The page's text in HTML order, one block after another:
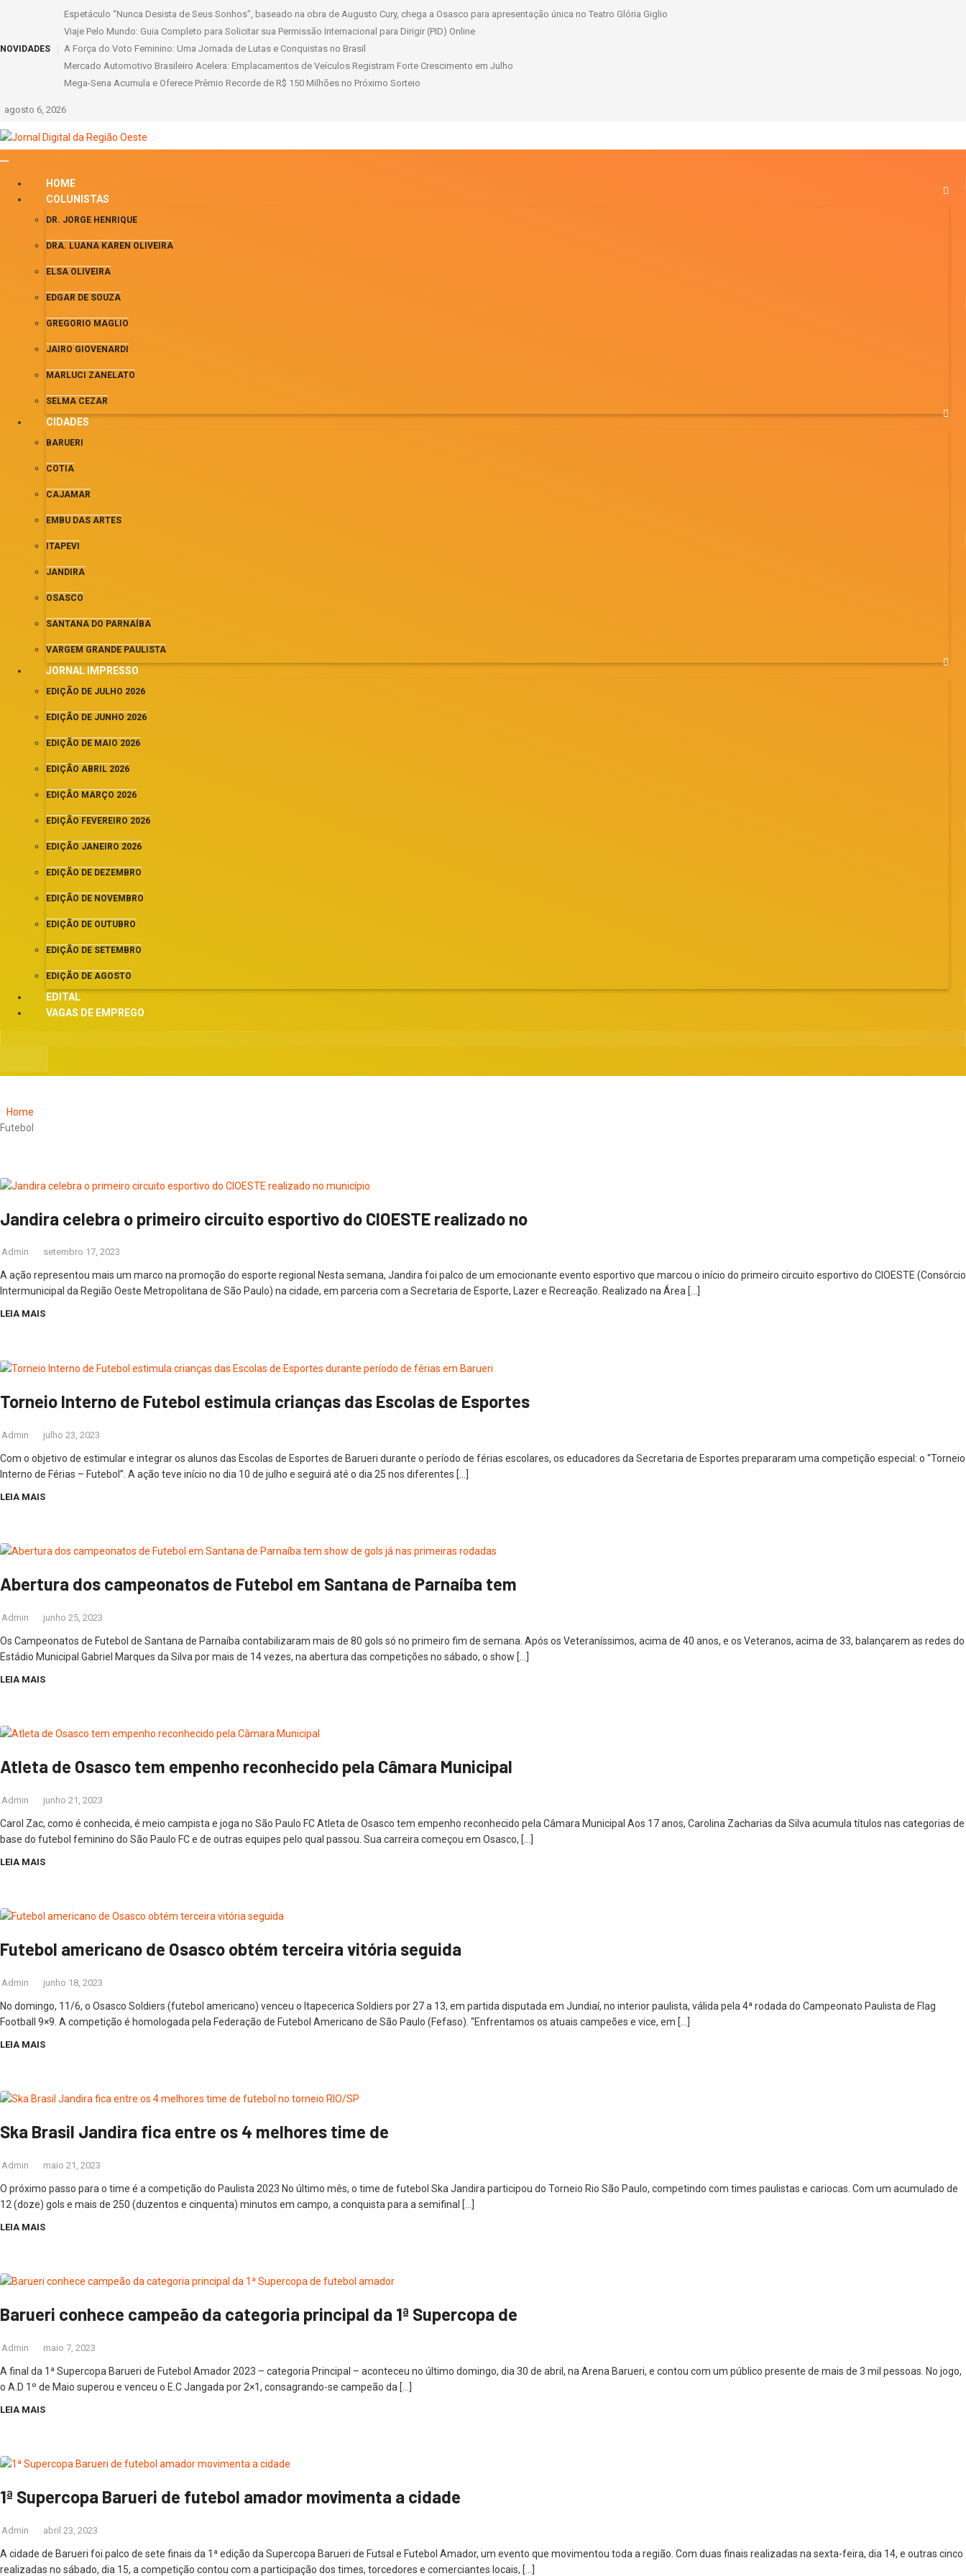
NOVIDADES
Espetáculo “Nunca Desista de Seus Sonhos”, baseado na obra de Augusto Cury, chega a Osasco para apresentação única no Teatro Glória Giglio
Viaje Pelo Mundo: Guia Completo para Solicitar sua Permissão Internacional para Dirigir (PID) Online
A Força do Voto Feminino: Uma Jornada de Lutas e Conquistas no Brasil
Mercado Automotivo Brasileiro Acelera: Emplacamentos de Veículos Registram Forte Crescimento em Julho
Mega-Sena Acumula e Oferece Prêmio Recorde de R$ 150 Milhões no Próximo Sorteio
agosto 6, 2026
HOME
COLUNISTAS
DR. JORGE HENRIQUE
DRA. LUANA KAREN OLIVEIRA
ELSA OLIVEIRA
EDGAR DE SOUZA
GREGORIO MAGLIO
JAIRO GIOVENARDI
MARLUCI ZANELATO
SELMA CEZAR
CIDADES
BARUERI
COTIA
CAJAMAR
EMBU DAS ARTES
ITAPEVI
JANDIRA
OSASCO
SANTANA DO PARNAÍBA
VARGEM GRANDE PAULISTA
JORNAL IMPRESSO
EDIÇÃO DE JULHO 2026
EDIÇÃO DE JUNHO 2026
EDIÇÃO DE MAIO 2026
EDIÇÃO ABRIL 2026
EDIÇÃO MARÇO 2026
EDIÇÃO FEVEREIRO 2026
EDIÇÃO JANEIRO 2026
EDIÇÃO DE DEZEMBRO
EDIÇÃO DE NOVEMBRO
EDIÇÃO DE OUTUBRO
EDIÇÃO DE SETEMBRO
EDIÇÃO DE AGOSTO
EDITAL
VAGAS DE EMPREGO
Home
Futebol
Jandira celebra o primeiro circuito esportivo do CIOESTE realizado no
Admin setembro 17, 2023
A ação representou mais um marco na promoção do esporte regional Nesta semana, Jandira foi palco de um emocionante evento esportivo que marcou o início do primeiro circuito esportivo do CIOESTE (Consórcio
Intermunicipal da Região Oeste Metropolitana de São Paulo) na cidade, em parceria com a Secretaria de Esporte, Lazer e Recreação. Realizado na Área […]
LEIA MAIS
Torneio Interno de Futebol estimula crianças das Escolas de Esportes
Admin julho 23, 2023
Com o objetivo de estimular e integrar os alunos das Escolas de Esportes de Barueri durante o período de férias escolares, os educadores da Secretaria de Esportes prepararam uma competição especial: o “Torneio
Interno de Férias – Futebol”. A ação teve início no dia 10 de julho e seguirá até o dia 25 nos diferentes […]
LEIA MAIS
Abertura dos campeonatos de Futebol em Santana de Parnaíba tem
Admin junho 25, 2023
Os Campeonatos de Futebol de Santana de Parnaíba contabilizaram mais de 80 gols só no primeiro fim de semana. Após os Veteraníssimos, acima de 40 anos, e os Veteranos, acima de 33, balançarem as redes do
Estádio Municipal Gabriel Marques da Silva por mais de 14 vezes, na abertura das competições no sábado, o show […]
LEIA MAIS
Atleta de Osasco tem empenho reconhecido pela Câmara Municipal
Admin junho 21, 2023
Carol Zac, como é conhecida, é meio campista e joga no São Paulo FC Atleta de Osasco tem empenho reconhecido pela Câmara Municipal Aos 17 anos, Carolina Zacharias da Silva acumula títulos nas categorias de
base do futebol feminino do São Paulo FC e de outras equipes pelo qual passou. Sua carreira começou em Osasco, […]
LEIA MAIS
Futebol americano de Osasco obtém terceira vitória seguida
Admin junho 18, 2023
No domingo, 11/6, o Osasco Soldiers (futebol americano) venceu o Itapecerica Soldiers por 27 a 13, em partida disputada em Jundiaí, no interior paulista, válida pela 4ª rodada do Campeonato Paulista de Flag
Football 9×9. A competição é homologada pela Federação de Futebol Americano de São Paulo (Fefaso). “Enfrentamos os atuais campeões e vice, em […]
LEIA MAIS
Ska Brasil Jandira fica entre os 4 melhores time de
Admin maio 21, 2023
O próximo passo para o time é a competição do Paulista 2023 No último mês, o time de futebol Ska Jandira participou do Torneio Rio São Paulo, competindo com times paulistas e cariocas. Com um acumulado de
12 (doze) gols e mais de 250 (duzentos e cinquenta) minutos em campo, a conquista para a semifinal […]
LEIA MAIS
Barueri conhece campeão da categoria principal da 1ª Supercopa de
Admin maio 7, 2023
A final da 1ª Supercopa Barueri de Futebol Amador 2023 – categoria Principal – aconteceu no último domingo, dia 30 de abril, na Arena Barueri, e contou com um público presente de mais de 3 mil pessoas. No jogo,
o A.D 1º de Maio superou e venceu o E.C Jangada por 2×1, consagrando-se campeão da […]
LEIA MAIS
1ª Supercopa Barueri de futebol amador movimenta a cidade
Admin abril 23, 2023
A cidade de Barueri foi palco de sete finais da 1ª edição da Supercopa Barueri de Futsal e Futebol Amador, um evento que movimentou toda a região. Com duas finais realizadas na sexta-feira, dia 14, e outras cinco
realizadas no sábado, dia 15, a competição contou com a participação dos times, torcedores e comerciantes locais, […]